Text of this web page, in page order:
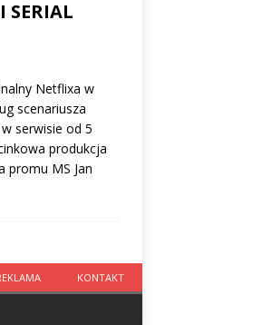
SERIAL
Netflixa w
scenariusza
serwisie od 5
produkcja
promu MS Jan
KONTAKT